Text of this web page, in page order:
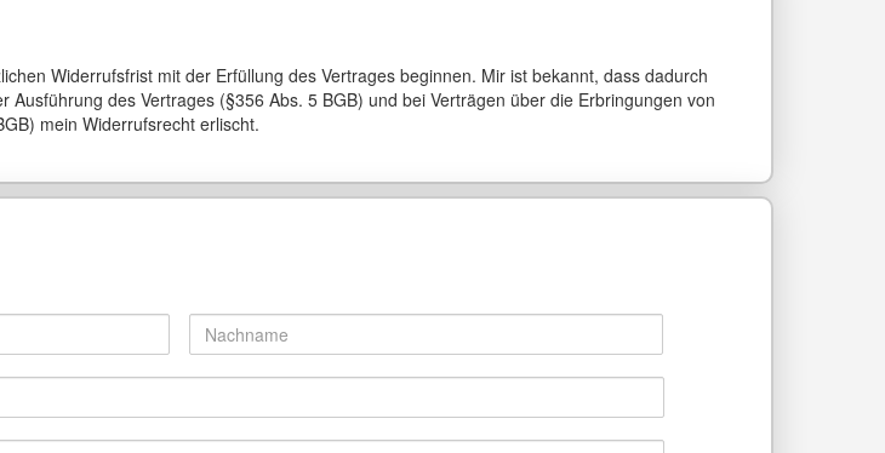
Widerrufsfrist mit der Erfüllung des Vertrages beginnen. Mir ist bekannt, dass dadurch
des Vertrages (§356 Abs. 5 BGB) und bei Verträgen über die Erbringungen von
mein Widerrufsrecht erlischt.